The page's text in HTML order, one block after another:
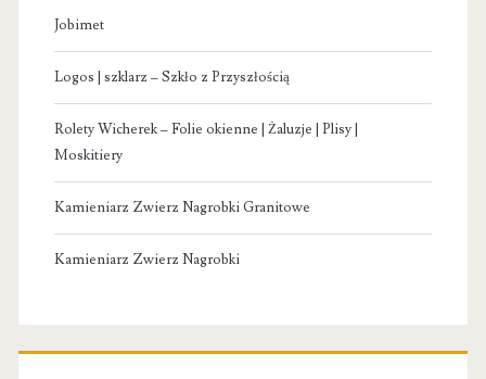
Jobimet
Logos | szklarz – Szkło z Przyszłością
Rolety Wicherek – Folie okienne | Żaluzje | Plisy |
Moskitiery
Kamieniarz Zwierz Nagrobki Granitowe
Kamieniarz Zwierz Nagrobki